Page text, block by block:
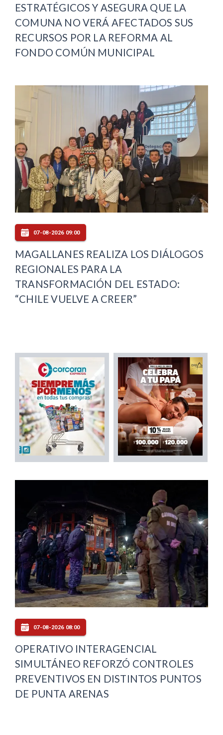
ESTRATÉGICOS Y ASEGURA QUE LA
COMUNA NO VERÁ AFECTADOS SUS
RECURSOS POR LA REFORMA AL
FONDO COMÚN MUNICIPAL
07-08-2026 09:00
MAGALLANES REALIZA LOS DIÁLOGOS
REGIONALES PARA LA
TRANSFORMACIÓN DEL ESTADO:
“CHILE VUELVE A CREER”
07-08-2026 08:00
OPERATIVO INTERAGENCIAL
SIMULTÁNEO REFORZÓ CONTROLES
PREVENTIVOS EN DISTINTOS PUNTOS
DE PUNTA ARENAS